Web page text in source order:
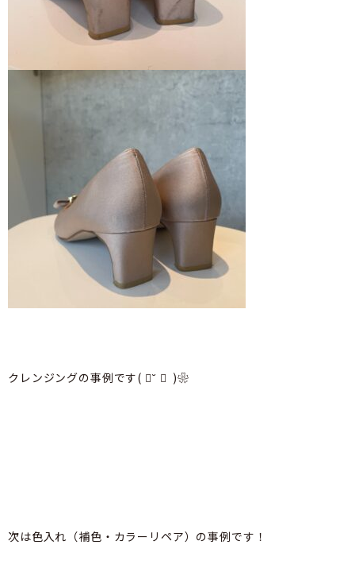
クレンジングの事例です(॑˘ ॑ )❀
次は色入れ（補色・カラーリペア）の事例です！